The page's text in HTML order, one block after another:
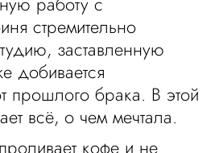
стремительно
заставленную
добивается
прошлого брака. В этой
всё, о чем мечтала.
кофе и не